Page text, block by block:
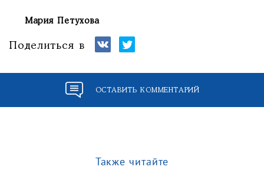
Мария Петухова
Поделиться в
ОСТАВИТЬ КОММЕНТАРИЙ
Также читайте